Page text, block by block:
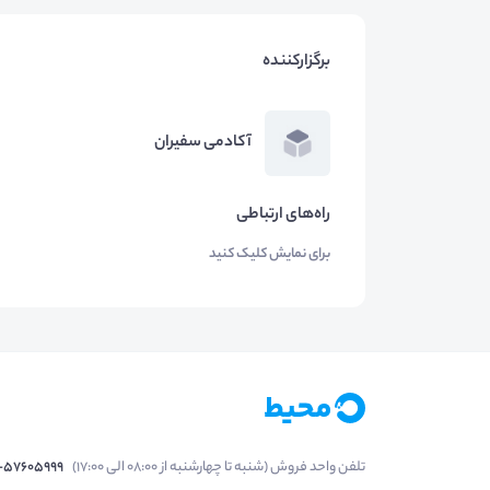
برگزارکننده
آکادمی سفیران
راه‌های ارتباطی
برای نمایش کلیک کنید
تلفن واحد فروش (شنبه تا چهارشنبه از 08:00 الی 17:00) 57605999